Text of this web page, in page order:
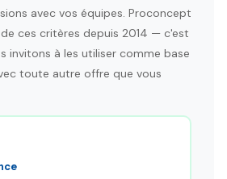
avec vos équipes. Proconcept
ces critères depuis 2014 — c'est
invitons à les utiliser comme base
toute autre offre que vous